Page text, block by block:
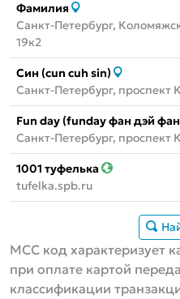
Фамилия
Санкт-Петербург,
19к2
Син (cun cuh sin)
Санкт-Петербург, проспект
Fun day (funday фан дэй
Санкт-Петербург, проспект
1001 туфелька
tufelka.spb.ru
MCC код характеризует
при оплате картой
классификации